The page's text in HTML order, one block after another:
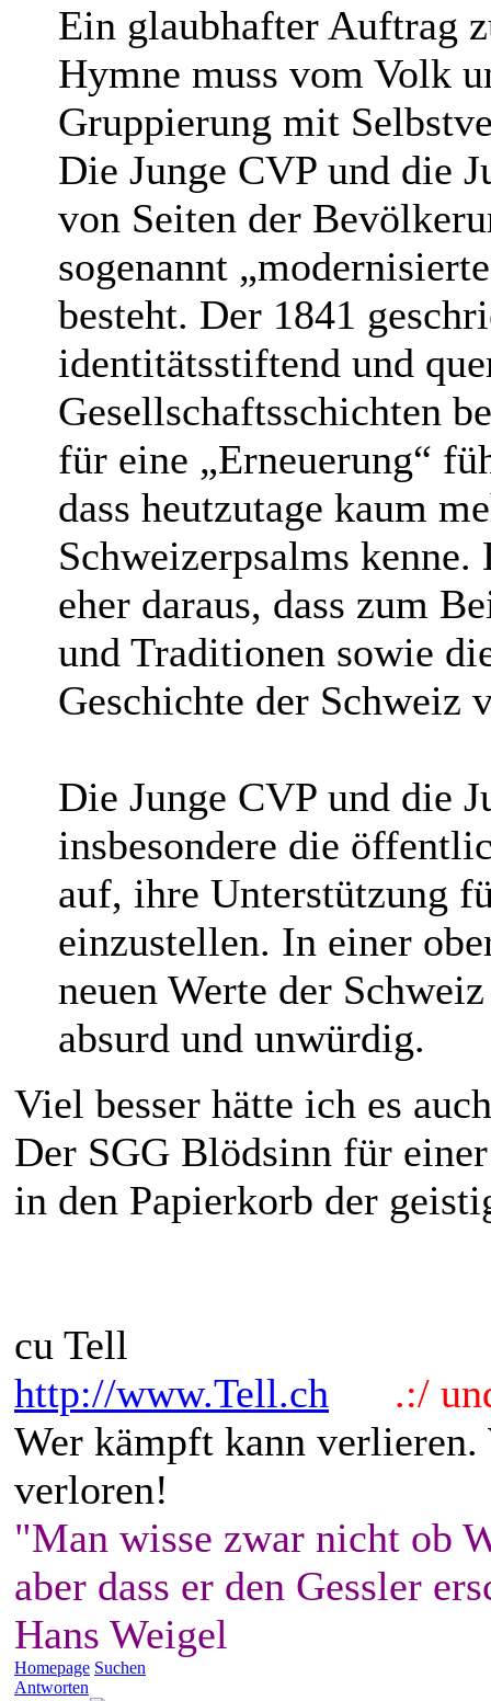
Ein glaubhafter Auftrag
Hymne muss vom Volk
Gruppierung mit
Die Junge CVP und die
von Seiten der
sogenannt
besteht. Der 1841
identitätsstiftend und
Gesellschaftsschichten
für eine „Erneuerung“
dass heutzutage kaum
Schweizerpsalms
eher daraus, dass zum
und Traditionen sowie
Geschichte der Schweiz
Die Junge CVP und die
insbesondere die
auf, ihre Unterstützung
einzustellen. In einer
neuen Werte der
absurd und unwürdig.
Viel besser hätte ich es
Der SGG Blödsinn für
in den Papierkorb der
cu Tell
http://www.Tell.ch
.:/
Wer kämpft kann
verloren!
"Man wisse zwar nicht ob
aber dass er den Gessler
Hans Weigel
Homepage Suchen
Antworten